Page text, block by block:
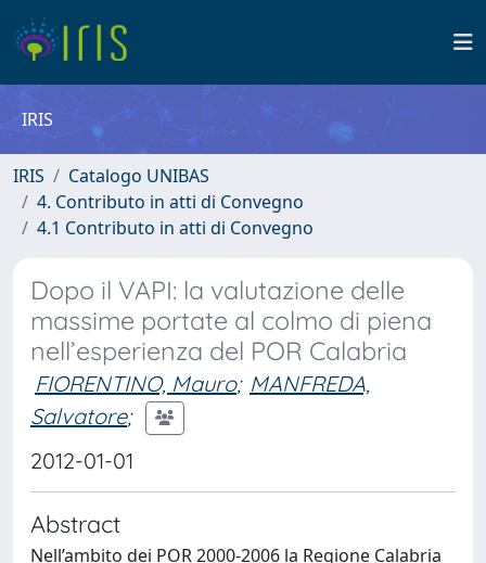
IRIS
IRIS
Catalogo UNIBAS
4. Contributo in atti di Convegno
4.1 Contributo in atti di Convegno
Dopo il VAPI: la valutazione delle
massime portate al colmo di piena
nell’esperienza del POR Calabria
FIORENTINO, Mauro; MANFREDA,
Salvatore;
2012-01-01
Abstract
Nell’ambito dei POR 2000-2006 la Regione Calabria